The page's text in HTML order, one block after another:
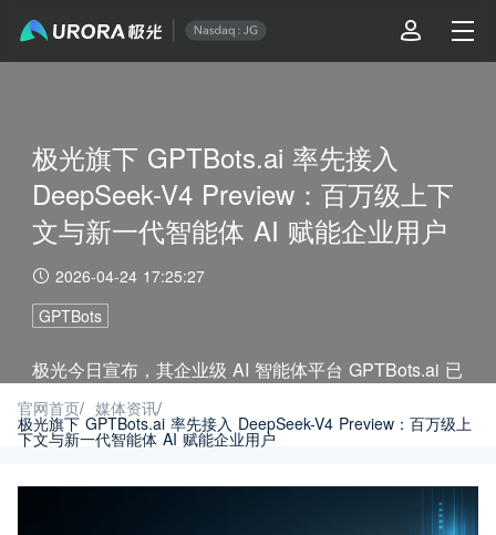
极光旗下 GPTBots.ai 率先接入
DeepSeek-V4 Preview：百万级上下
文与新一代智能体 AI 赋能企业用户
2026-04-24 17:25:27
GPTBots
极光今日宣布，其企业级 AI 智能体平台 GPTBots.ai 已
全面接入最新发布的 DeepSeek-V4 Preview 系列大模
型。此次接入将为企业提供即开即用、可直接投入生产
官网首页/ 媒体资讯/
极光旗下 GPTBots.ai 率先接入 DeepSeek-V4 Preview：百万级上
下文与新一代智能体 AI 赋能企业用户